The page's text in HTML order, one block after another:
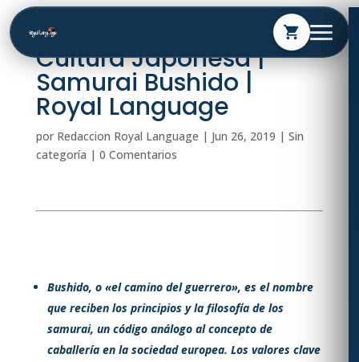
shopping_cart
Cultura Japonesa |
Samurai Bushido |
Royal Language
por Redaccion Royal Language | Jun 26, 2019 | Sin
categoría | 0 Comentarios
Bushido, o «el camino del guerrero», es el nombre
que reciben los principios y la filosofía de los
samurai, un código análogo al concepto de
caballería en la sociedad europea. Los valores clave